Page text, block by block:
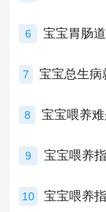
6
7
8
9 宝宝喂养
10 宝宝喂养